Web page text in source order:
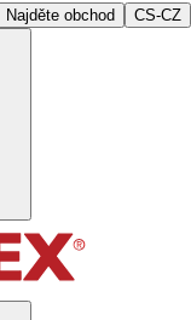
Najděte obchod CS-CZ